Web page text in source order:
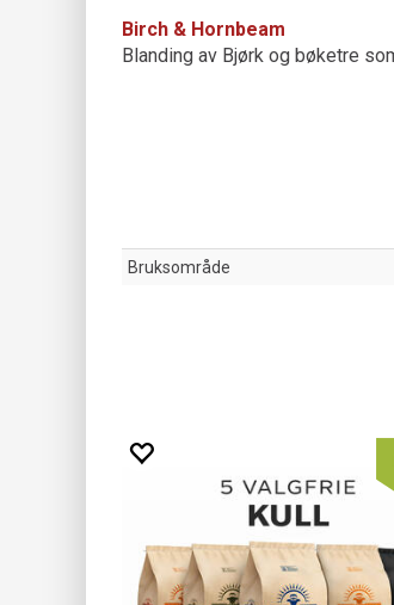
Birch & Hornbeam
Blanding av Bjørk og bøketre
Bruksområde